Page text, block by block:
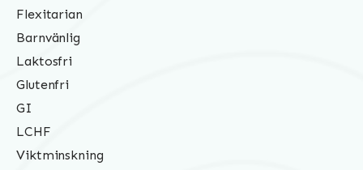
Flexitarian
Barnvänlig
Laktosfri
Glutenfri
GI
LCHF
Viktminskning